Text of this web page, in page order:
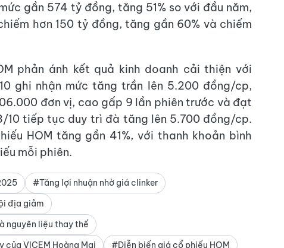
gần 574 tỷ đồng, tăng 51% so với đầu năm,
hơn 150 tỷ đồng, tăng gần 60% và chiếm
phản ánh kết quả kinh doanh cải thiện với
ghi nhận mức tăng trần lên 5.200 đồng/cp,
đơn vị, cao gấp 9 lần phiên trước và đạt
10 tiếp tục duy trì đà tăng lên 5.700 đồng/cp.
HOM tăng gần 41%, với thanh khoản bình
mỗi phiên.
#Tăng lợi nhuận nhờ giá clinker
địa giảm
nguyên liệu thay thế
của VICEM Hoàng Mai
#Diễn biến giá cổ phiếu HOM